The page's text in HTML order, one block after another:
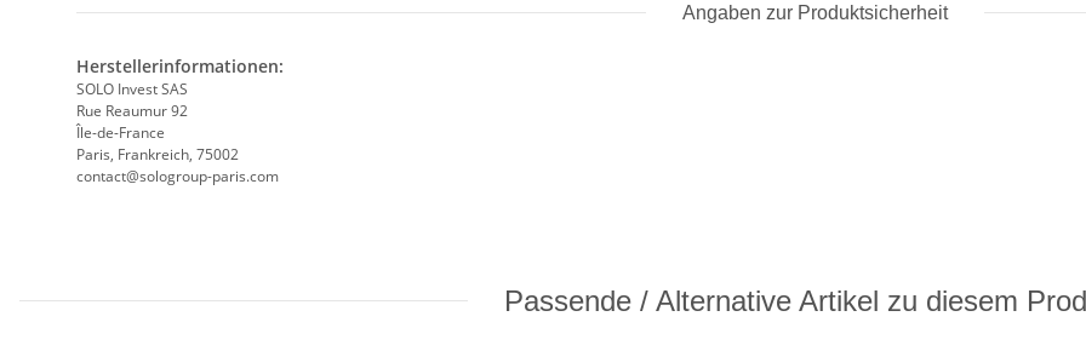
Angaben zur Produktsicherheit
Herstellerinformationen:
SOLO Invest SAS
Rue Reaumur 92
Île-de-France
Paris, Frankreich, 75002
contact@sologroup-paris.com
Passende / Alternative Artikel zu diesem